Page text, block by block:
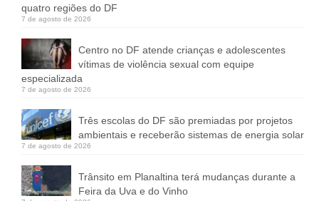
quatro regiões do DF
7 de agosto de 2026
Centro no DF atende crianças e adolescentes
vítimas de violência sexual com equipe
especializada
7 de agosto de 2026
Três escolas do DF são premiadas por projetos
ambientais e receberão sistemas de energia solar
7 de agosto de 2026
Trânsito em Planaltina terá mudanças durante a
Feira da Uva e do Vinho